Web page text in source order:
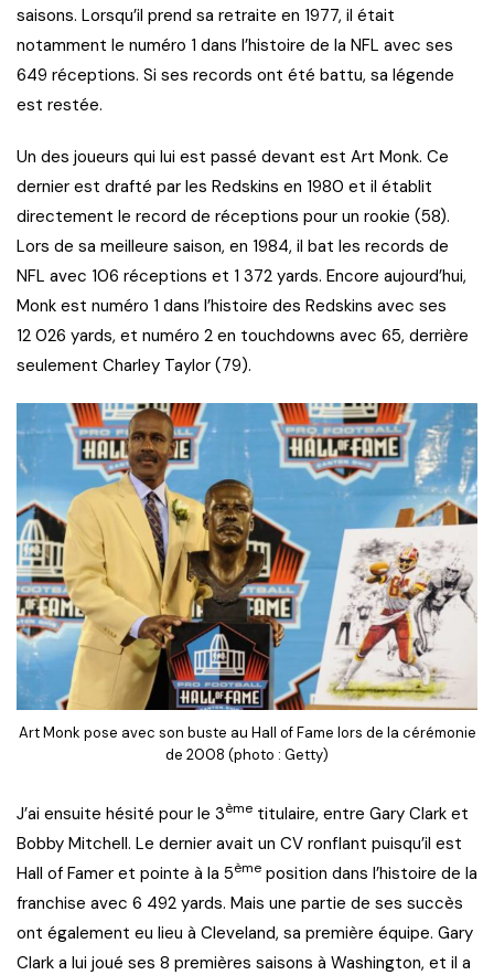
saisons. Lorsqu’il prend sa retraite en 1977, il était
notamment le numéro 1 dans l’histoire de la NFL avec ses
649 réceptions. Si ses records ont été battu, sa légende
est restée.
Un des joueurs qui lui est passé devant est Art Monk. Ce
dernier est drafté par les Redskins en 1980 et il établit
directement le record de réceptions pour un rookie (58).
Lors de sa meilleure saison, en 1984, il bat les records de
NFL avec 106 réceptions et 1 372 yards. Encore aujourd’hui,
Monk est numéro 1 dans l’histoire des Redskins avec ses
12 026 yards, et numéro 2 en touchdowns avec 65, derrière
seulement Charley Taylor (79).
Art Monk pose avec son buste au Hall of Fame lors de la cérémonie
de 2008 (photo : Getty)
J’ai ensuite hésité pour le 3ème titulaire, entre Gary Clark et
Bobby Mitchell. Le dernier avait un CV ronflant puisqu’il est
Hall of Famer et pointe à la 5ème position dans l’histoire de la
franchise avec 6 492 yards. Mais une partie de ses succès
ont également eu lieu à Cleveland, sa première équipe. Gary
Clark a lui joué ses 8 premières saisons à Washington, et il a